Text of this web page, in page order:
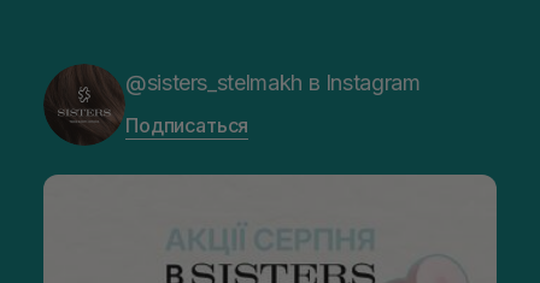
@sisters_stelmakh в Instagram
Подписаться